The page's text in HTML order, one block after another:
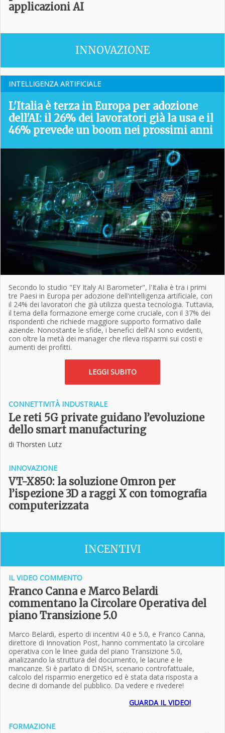
applicazioni AI
INNOVAZIONE
INTELLIGENZA ARTIFICIALE
L'Italia è terza in Europa per adozione
dell'AI: il 26% dei lavoratori già la usa e il
46% prevede un boom nei prossimi anni
Secondo lo studio "EY Italy AI Barometer", l'Italia è tra i primi
tre Paesi in Europa per adozione dell'intelligenza artificiale, con
il 24% dei lavoratori che già utilizza questa tecnologia. Tuttavia,
il tema della formazione emerge come cruciale, con il 37% dei
rispondenti che richiede maggiore supporto formativo dalle
aziende. Nonostante le sfide, i benefici dell'AI sono evidenti,
con oltre la metà dei manager che rileva risparmi sui costi e
aumenti dei profitti.
LEGGI SUBITO
CONNETTIVITÀ INDUSTRIALE
Le reti 5G private guidano l’evoluzione
dello smart manufacturing
di Thorsten Lutz
INNOVAZIONE
VT-X850: la soluzione Omron per
l’ispezione 3D a raggi X con tomografia
computerizzata
INCENTIVI
IL VIDEO COMMENTO
Franco Canna e Marco Belardi
commentano la Circolare Operativa del
piano Transizione 5.0
Marco Belardi, esperto di incentivi 4.0 e 5.0, e Franco Canna,
direttore di Innovation Post, hanno commentato la circolare
operativa con le linee guida del piano Transizione 5.0,
analizzando la struttura del documento, le lacune e le
mancanze. Si è parlato di DNSH, scenario controfattuale,
calcolo del risparmio energetico ed è stata data risposta a
decine di domande del pubblico. Da vedere e rivedere!
GUARDA IL VIDEO!
FORMAZIONE